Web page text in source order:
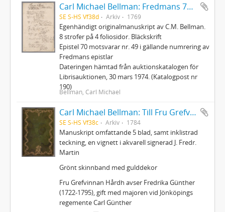
Carl Michael Bellman: Fredmans 70:e Epistel. Om landstigningen wid Klubben i Mälarn en höst-afton 1769
SE S-HS Vf38d Arkiv 1769
Egenhändigt originalmanuskript av C.M. Bellman.
8 strofer på 4 foliosidor. Bläckskrift
Epistel 70 motsvarar nr. 49 i gällande numrering av
Fredmans epistlar
Dateringen hämtad från auktionskatalogen för
Librisauktionen, 30 mars 1974. (Katalogpost nr
190)
Bellman, Carl Michael
Carl Michael Bellman: Till Fru Grefvinnan Hårdh på dess Födelse-Dagh den XIII Februarij 1784
SE S-HS Vf38c Arkiv 1784
Manuskript omfattande 5 blad, samt inklistrad
teckning, en vignett i akvarell signerad J. Fredr.
Martin
Grönt skinnband med gulddekor
Fru Grefvinnan Hårdh avser Fredrika Günther
(1722-1795), gift med majoren vid Jönköpings
regemente Carl Günther